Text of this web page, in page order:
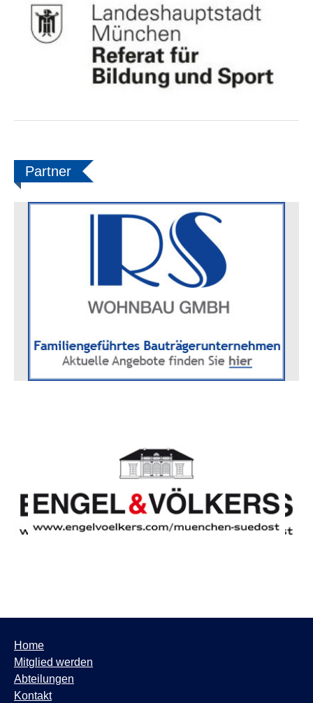
Partner
Home
Mitglied werden
Abteilungen
Kontakt